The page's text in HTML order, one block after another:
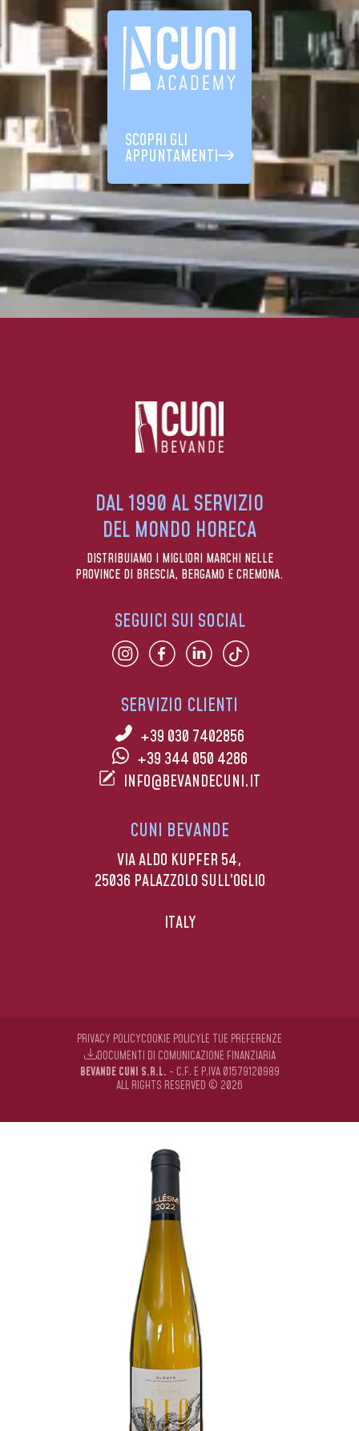
SCOPRI GLI
APPUNTAMENTI
DAL 1990 AL SERVIZIO
DEL MONDO HORECA
DISTRIBUIAMO I MIGLIORI MARCHI NELLE
PROVINCE DI BRESCIA, BERGAMO E CREMONA.
SERVIZIO CLIENTI
+39 030 7402856
+39 344 050 4286
INFO@BEVANDECUNI.IT
CUNI BEVANDE
VIA ALDO KUPFER 54,
25036 PALAZZOLO SULL’OGLIO
ITALY
SEGUICI SUI SOCIAL
BEVANDE CUNI S.R.L. - C.F. E P.IVA 01579120989
ALL RIGHTS RESERVED © 2026
PRIVACY POLICYCOOKIE POLICYLE TUE PREFERENZE
DOCUMENTI DI COMUNICAZIONE FINANZIARIA